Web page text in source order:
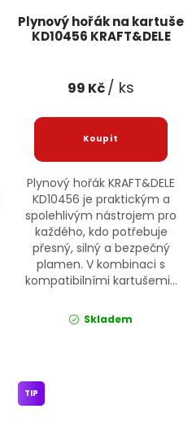
Plynový hořák na kartuše
KD10456 KRAFT&DELE
99 Kč/ ks
Plynový hořák KRAFT&DELE
KD10456 je praktickým a
spolehlivým nástrojem pro
každého, kdo potřebuje
přesný, silný a bezpečný
plamen. V kombinaci s
kompatibilními kartušemi...
Skladem
TIP